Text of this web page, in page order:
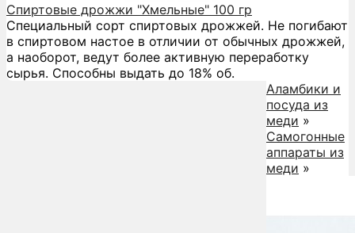
Спиртовые дрожжи "Хмельные" 100 гр
Специальный сорт спиртовых дрожжей. Не погибают
в спиртовом настое в отличии от обычных дрожжей,
а наоборот, ведут более активную переработку
сырья. Способны выдать до 18% об.
Аламбики и
посуда из
меди »
Самогонные
аппараты из
меди »